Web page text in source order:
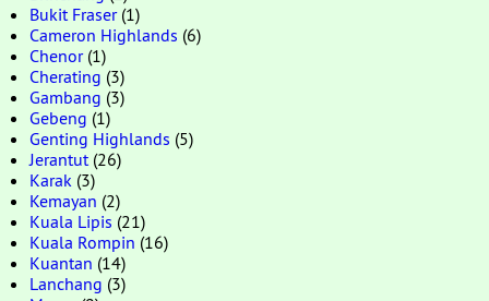
Bukit Fraser(1)
Cameron Highlands (6)
Chenor(1)
Cherating (3)
Gambang (3)
Gebeng (1)
Genting Highlands (5)
Jerantut(26)
Karak (3)
Kemayan (2)
Kuala Lipis (21)
Kuala Rompin (16)
Kuantan (14)
Lanchang (3)